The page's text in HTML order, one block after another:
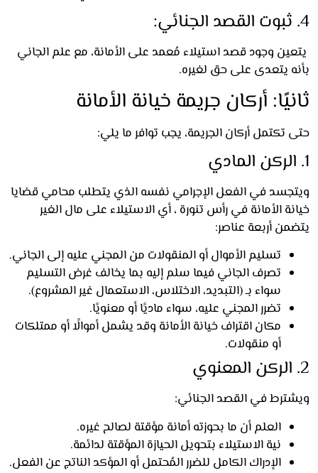
وجود قصد استيلاء مُعمد على الأمانة، مع علم الجاني
يتعدى على حق لغيره.
أركان جريمة خيانة الأمانة
تكتمل أركان الجريمة، يجب توافر ما يلي:
المادي
في الفعل الإجرامي نفسه الذي يتطلب محامي قضايا
الأمانة في رأس تنورة ، أي الاستيلاء على مال الغير
أربعة عناصر:
تسليم الأموال أو المنقولات من المجني عليه إلى الجاني.
تصرف الجاني فيما سلم إليه بما يخالف غرض التسليم
سواء بـ (التبديد، الاختلاس، الاستعمال غير المشروع).
تضرر المجني عليه، سواء ماديًا أو معنويًا.
مكان اقتراف خيانة الأمانة وقد يشمل أموالًا أو ممتلكات
أو منقولات.
في القصد الجنائي:
العلم أن ما بحوزته أمانة مؤقتة لصالح غيره.
نية الاستيلاء بتحويل الحيازة المؤقتة لدائمة.
الإدراك الكامل للضرر المُحتمل أو المؤكد الناتج عن الفعل.